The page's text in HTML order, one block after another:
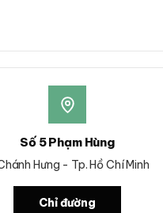
Số 5 Phạm Hùng
Hưng - Tp. Hồ Chí Minh
Chỉ đường